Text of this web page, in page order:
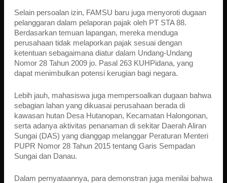
Selain persoalan izin, FAMSU baru juga menyoroti dugaan
pelanggaran dalam pelaporan pajak oleh PT STA 88.
Berdasarkan temuan lapangan, mereka menduga
perusahaan tidak melaporkan pajak sesuai dengan
ketentuan sebagaimana diatur dalam Undang-Undang
Nomor 28 Tahun 2009 jo. Pasal 263 KUHPidana, yang
dapat menimbulkan potensi kerugian bagi negara.
Lebih jauh, mahasiswa juga mempersoalkan dugaan bahwa
sebagian lahan yang dikuasai perusahaan berada di
kawasan hutan Desa Hutanopan, Kecamatan Halongonan,
serta adanya aktivitas penanaman di sekitar Daerah Aliran
Sungai (DAS) yang dianggap melanggar Peraturan Menteri
PUPR Nomor 28 Tahun 2015 tentang Garis Sempadan
Sungai dan Danau.
Dalam pernyataannya, para demonstran juga menilai bahwa